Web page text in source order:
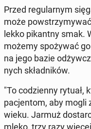
Przed re­gu­lar­nym
może
lekko pi­kant­ny smak.
możemy spo­ży­wać
na jego bazie
nych skład­ni­ków.
"To co­dzien­ny rytuał,
pa­cjen­tom, aby mogli
wieku. Jarmuż